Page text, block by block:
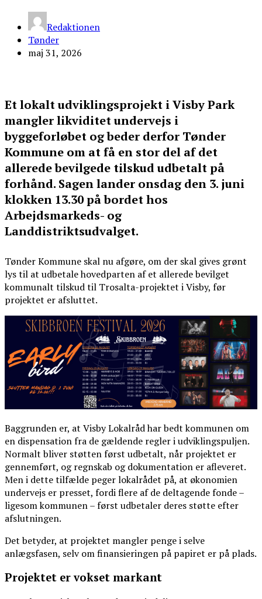
Redaktionen
Tønder
maj 31, 2026
Et lokalt udviklingsprojekt i Visby Park
mangler likviditet undervejs i
byggeforløbet og beder derfor Tønder
Kommune om at få en stor del af det
allerede bevilgede tilskud udbetalt på
forhånd. Sagen lander onsdag den 3. juni
klokken 13.30 på bordet hos
Arbejdsmarkeds- og
Landdistriktsudvalget.
Tønder Kommune skal nu afgøre, om der skal gives grønt
lys til at udbetale hovedparten af et allerede bevilget
kommunalt tilskud til Trosalta-projektet i Visby, før
projektet er afsluttet.
Baggrunden er, at Visby Lokalråd har bedt kommunen om
en dispensation fra de gældende regler i udviklingspuljen.
Normalt bliver støtten først udbetalt, når projektet er
gennemført, og regnskab og dokumentation er afleveret.
Men i dette tilfælde peger lokalrådet på, at økonomien
undervejs er presset, fordi flere af de deltagende fonde –
ligesom kommunen – først udbetaler deres støtte efter
afslutningen.
Det betyder, at projektet mangler penge i selve
anlægsfasen, selv om finansieringen på papiret er på plads.
Projektet er vokset markant